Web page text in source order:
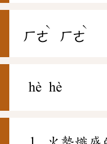
ㄏㄜ
ˋ
ㄏㄜ
ˋ
hè hè